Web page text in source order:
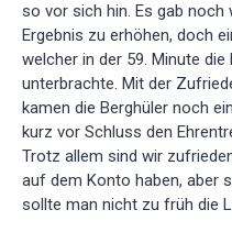
so vor sich hin. Es gab noch
Ergebnis zu erhöhen, doch
welcher in der 59. Minute
unterbrachte. Mit der
kamen die Berghüler noch
kurz vor Schluss den
Trotz allem sind wir
auf dem Konto haben, aber
sollte man nicht zu früh die